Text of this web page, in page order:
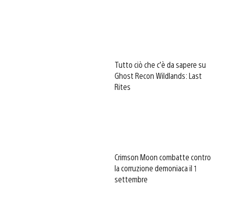
Tutto ciò che c’è da sapere su
Ghost Recon Wildlands: Last
Rites
Crimson Moon combatte contro
la corruzione demoniaca il 1
settembre